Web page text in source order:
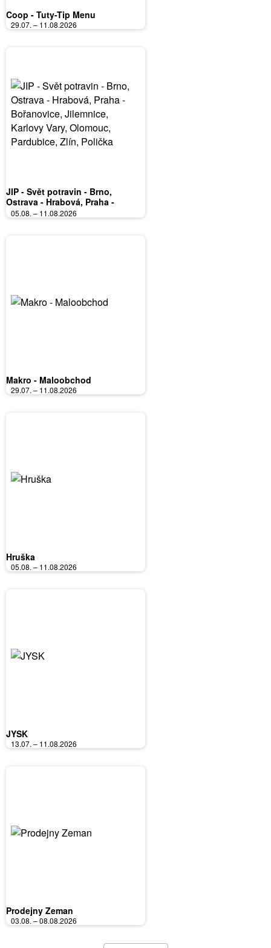
Coop - Tuty-Tip Menu
29.07. – 11.08.2026
JIP - Svět potravin - Brno,
Ostrava - Hrabová, Praha -
Bořanovice, Jilemnice, Karlovy
Vary, Olomouc, Pardubice, Zlín,
05.08. – 11.08.2026
Makro - Maloobchod
29.07. – 11.08.2026
Hruška
05.08. – 11.08.2026
JYSK
13.07. – 11.08.2026
Prodejny Zeman
03.08. – 08.08.2026